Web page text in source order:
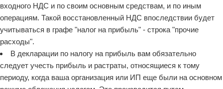
входного НДС и по своим основным средствам, и по иным
операциям. Такой восстановленный НДС впоследствии будет
учитываться в графе "налог на прибыль" - строка "прочие
расходы".
В декларации по налогу на прибыль вам обязательно
следует учесть прибыль и растраты, относящиеся к тому
периоду, когда ваша организация или ИП еще были на основном